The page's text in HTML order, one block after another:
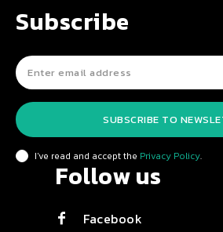
Subscribe
SUBSCRIBE TO
I've read and accept the Privacy Policy.
Follow us
Facebook